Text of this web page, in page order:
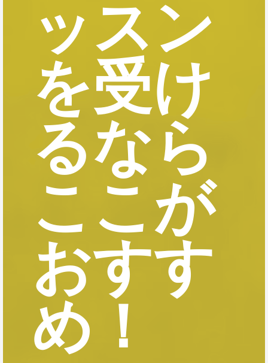
ッスン
を受け
るなら
ここが
おすす
め！